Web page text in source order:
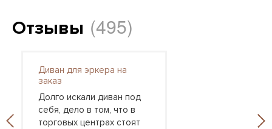
Отзывы (495)
Диван для эркера на
заказ
Долго искали диван под
себя, дело в том, что в
торговых центрах стоят